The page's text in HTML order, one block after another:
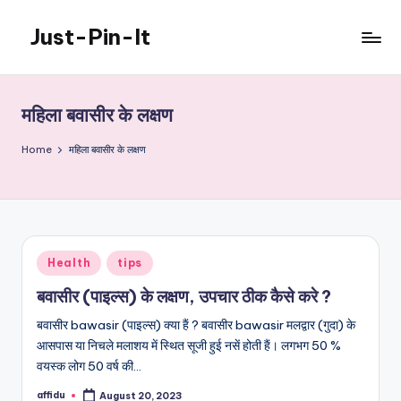
content
Just-Pin-It
महिला बवासीर के लक्षण
Home महिला बवासीर के लक्षण
Posted
in
Health tips
बवासीर (पाइल्स) के लक्षण, उपचार ठीक कैसे करे ?
बवासीर bawasir (पाइल्स) क्या हैं ? बवासीर bawasir मलद्वार (गुदा) के
आसपास या निचले मलाशय में स्थित सूजी हुई नसें होती हैं। लगभग 50 %
वयस्क लोग 50 वर्ष की…
affidu August 20, 2023